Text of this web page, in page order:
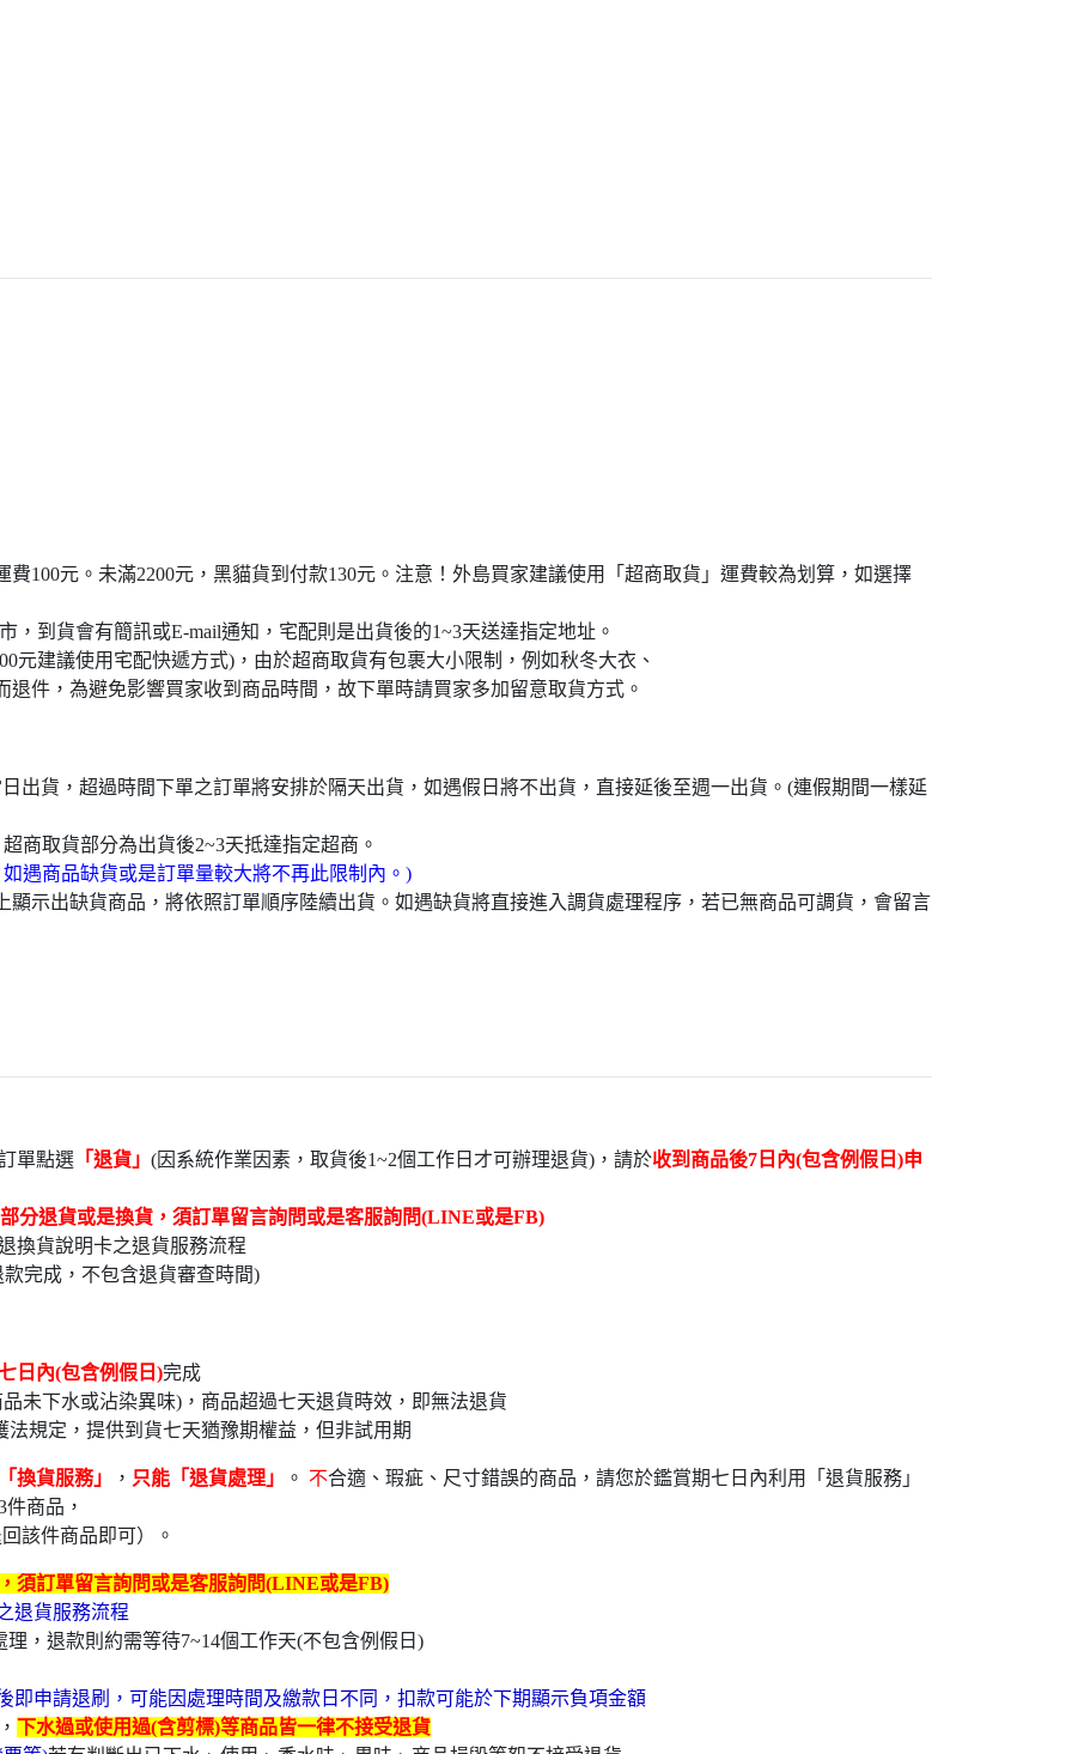
費100元。未滿2200元，黑貓貨到付款130元。注意！外島買家建議使用「超商取貨」運費較為划算，如選擇
，到貨會有簡訊或E-mail通知，宅配則是出貨後的1~3天送達指定地址。
元建議使用宅配快遞方式)，由於超商取貨有包裹大小限制，例如秋冬大衣、
件，為避免影響買家收到商品時間，故下單時請買家多加留意取貨方式。
出貨，超過時間下單之訂單將安排於隔天出貨，如遇假日將不出貨，直接延後至週一出貨。(連假期間一樣延
商取貨部分為出貨後2~3天抵達指定超商。
遇商品缺貨或是訂單量較大將不再此限制內。)
顯示出缺貨商品，將依照訂單順序陸續出貨。如遇缺貨將直接進入調貨處理程序，若已無商品可調貨，會留言
單點選 「退貨」 (因系統作業因素，取貨後1~2個工作日才可辦理退貨)，請於收到商品後7日內(包含例假日)申
分退貨或是換貨，須訂單留言詢問或是客服詢問(LINE或是FB)
換貨說明卡之退貨服務流程
完成，不包含退貨審查時間)
日內(包含例假日)完成
下水或沾染異味)，商品超過七天退貨時效，即無法退貨
定，提供到貨七天猶豫期權益，但非試用期
換貨服務」 ， 只能「退貨處理」 。 不合適、瑕疵、尺寸錯誤的商品，請您於鑑賞期七日內利用「退貨服務」
商品，
該件商品即可）。
須訂單留言詢問或是客服詢問(LINE或是FB)
退貨服務流程
，退款則約需等待7~14個工作天(不包含例假日)
申請退刷，可能因處理時間及繳款日不同，扣款可能於下期顯示負項金額
下水過或使用過(含剪標)等商品皆一律不接受退貨